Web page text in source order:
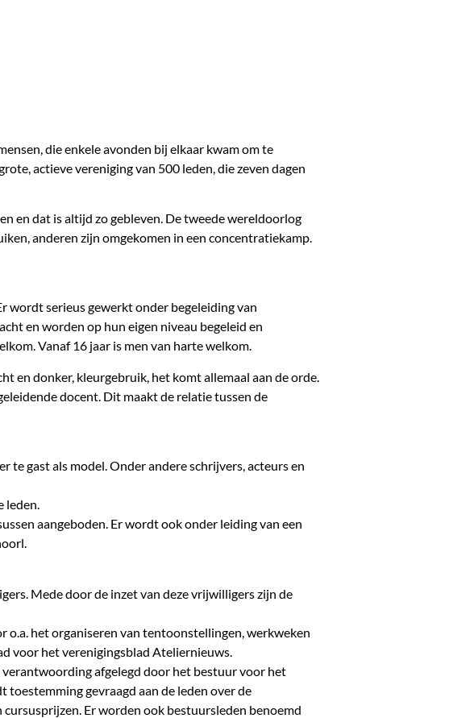
die enkele avonden bij elkaar kwam om te
actieve vereniging van 500 leden, die zeven dagen
en dat is altijd zo gebleven. De tweede wereldoorlog
anderen zijn omgekomen in een concentratiekamp.
wordt serieus gewerkt onder begeleiding van
en worden op hun eigen niveau begeleid en
Vanaf 16 jaar is men van harte welkom.
en donker, kleurgebruik, het komt allemaal aan de orde.
docent. Dit maakt de relatie tussen de
te gast als model. Onder andere schrijvers, acteurs en
leden.
aangeboden. Er wordt ook onder leiding van een
Mede door de inzet van deze vrijwilligers zijn de
o.a. het organiseren van tentoonstellingen, werkweken
voor het verenigingsblad Ateliernieuws.
afgelegd door het bestuur voor het
toestemming gevraagd aan de leden over de
Er worden ook bestuursleden benoemd